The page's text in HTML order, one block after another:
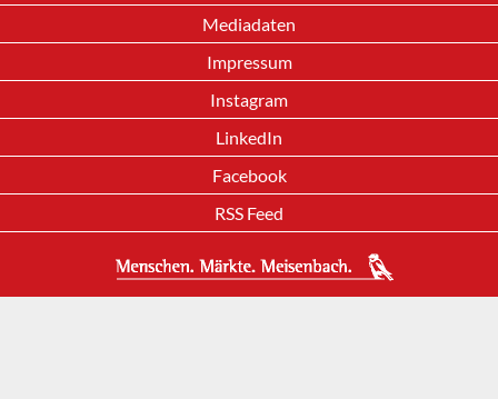
Mediadaten
Impressum
Instagram
LinkedIn
Facebook
RSS Feed